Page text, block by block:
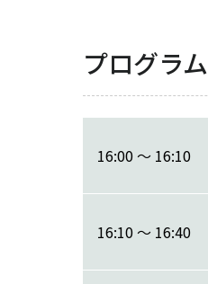
プログラム
16:00 ～ 16:10
16:10 ～ 16:40